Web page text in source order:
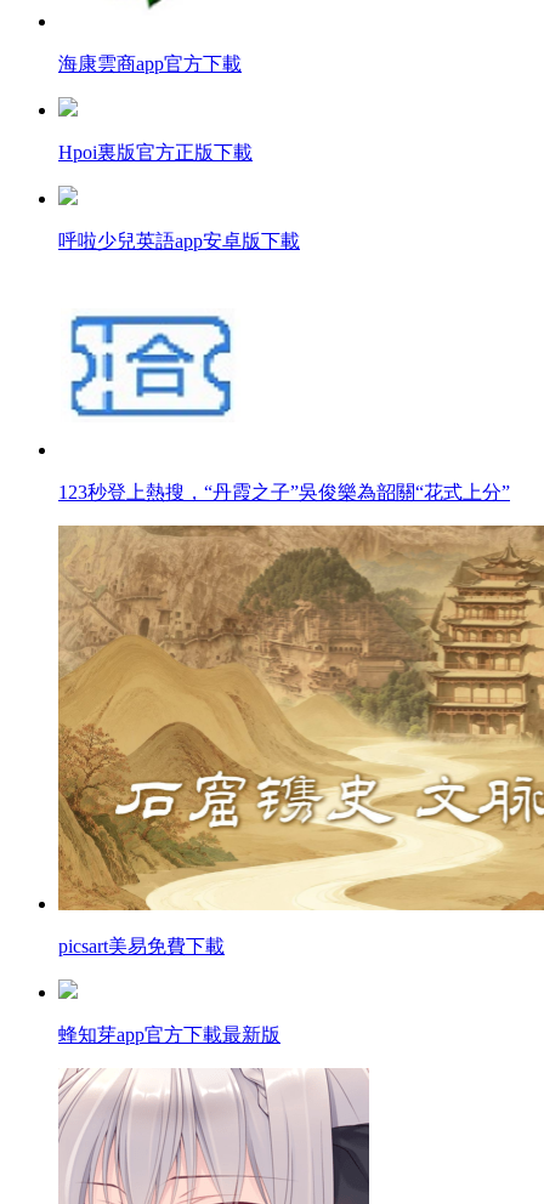
海康雲商app官方下載
Hpoi裏版官方正版下載
呼啦少兒英語app安卓版下載
123秒登上熱搜，“丹霞之子”吳俊樂為韶關“花式上分”
picsart美易免費下載
蜂知芽app官方下載最新版